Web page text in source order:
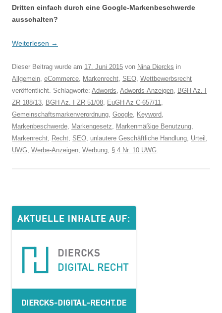
Dritten einfach durch eine Google-Markenbeschwerde
ausschalten?
Weiterlesen →
Dieser Beitrag wurde am 17. Juni 2015 von Nina Diercks in
Allgemein, eCommerce, Markenrecht, SEO, Wettbewerbsrecht
veröffentlicht. Schlagworte: Adwords, Adwords-Anzeigen, BGH Az. I
ZR 188/13, BGH Az. I ZR 51/08, EuGH Az C-657/11,
Gemeinschaftsmarkenverordnung, Google, Keyword,
Markenbeschwerde, Markengesetz, Markenmäßige Benutzung,
Markenrecht, Recht, SEO, unlautere Geschäftliche Handlung, Urteil ,
UWG, Werbe-Anzeigen, Werbung, § 4 Nr. 10 UWG.